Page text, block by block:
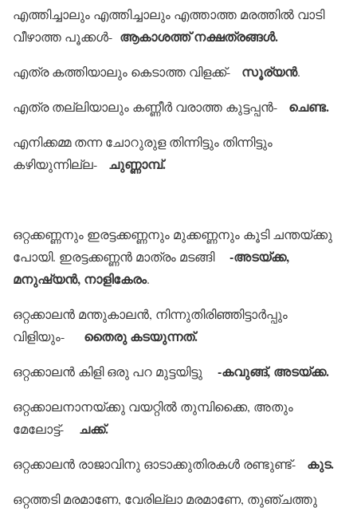
എത്തിച്ചാലും എത്തിച്ചാലും എത്താത്ത മരത്തില്‍ വാടി
വീഴാത്ത പൂക്കള്‍- ആകാശത്ത് നക്ഷത്രങ്ങള്‍.
എത്ര കത്തിയാലും കെടാത്ത വിളക്ക്- സൂര്യന്‍.
എത്ര തല്ലിയാലും കണ്ണീര്‍ വരാത്ത കുട്ടപ്പന്‍- ചെണ്ട.
എനിക്കമ്മ തന്ന ചോറുരുള തിന്നിട്ടും തിന്നിട്ടും
കഴിയുന്നില്ല- ചുണ്ണാമ്പ്.
ഒറ്റക്കണ്ണനും ഇരട്ടക്കണ്ണനും മുക്കണ്ണനും കൂടി ചന്തയ്ക്കു
പോയി. ഇരട്ടക്കണ്ണന്‍ മാത്രം മടങ്ങി -അടയ്ക്ക,
മനുഷ്യന്‍, നാളികേരം.
ഒറ്റക്കാലന്‍ മന്തുകാലന്‍, നിന്നുതിരിഞ്ഞിട്ടാര്‍പ്പും
വിളിയും- തൈരു കടയുന്നത്.
ഒറ്റക്കാലന്‍ കിളി ഒരു പറ മുട്ടയിട്ടു -കവുങ്ങ്, അടയ്ക്ക.
ഒറ്റക്കാലനാനയ്ക്കു വയറ്റില്‍ തുമ്പിക്കൈ, അതും
മേലോട്ട്- ചക്ക്.
ഒറ്റക്കാലന്‍ രാജാവിനു ഓടാക്കുതിരകള്‍ രണ്ടുണ്ട്- കുട.
ഒറ്റത്തടി മരമാണേ, വേരില്ലാ മരമാണേ, തുഞ്ചത്തു